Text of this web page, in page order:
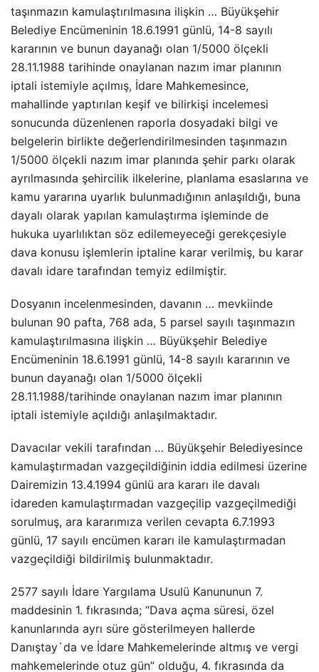
taşınmazın kamulaştırılmasına ilişkin … Büyükşehir
Belediye Encümeninin 18.6.1991 günlü, 14-8 sayılı
kararının ve bunun dayanağı olan 1/5000 ölçekli
28.11.1988 tarihinde onaylanan nazım imar planının
iptali istemiyle açılmış, İdare Mahkemesince,
mahallinde yaptırılan keşif ve bilirkişi incelemesi
sonucunda düzenlenen raporla dosyadaki bilgi ve
belgelerin birlikte değerlendirilmesinden taşınmazın
1/5000 ölçekli nazım imar planında şehir parkı olarak
ayrılmasında şehircilik ilkelerine, planlama esaslarına ve
kamu yararına uyarlık bulunmadığının anlaşıldığı, buna
dayalı olarak yapılan kamulaştırma işleminde de
hukuka uyarlılıktan söz edilemeyeceği gerekçesiyle
dava konusu işlemlerin iptaline karar verilmiş, bu karar
davalı idare tarafından temyiz edilmiştir.
Dosyanın incelenmesinden, davanın … mevkiinde
bulunan 90 pafta, 768 ada, 5 parsel sayılı taşınmazın
kamulaştırılmasına ilişkin … Büyükşehir Belediye
Encümeninin 18.6.1991 günlü, 14-8 sayılı kararının ve
bunun dayanağı olan 1/5000 ölçekli
28.11.1988/tarihinde onaylanan nazım imar planının
iptali istemiyle açıldığı anlaşılmaktadır.
Davacılar vekili tarafından … Büyükşehir Belediyesince
kamulaştırmadan vazgeçildiğinin iddia edilmesi üzerine
Dairemizin 13.4.1994 günlü ara kararı ile davalı
idareden kamulaştırmadan vazgeçilip vazgeçilmediği
sorulmuş, ara kararımıza verilen cevapta 6.7.1993
günlü, 17 sayılı encümen kararı ile kamulaştırmadan
vazgeçildiği bildirilmiş bulunmaktadır.
2577 sayılı İdare Yargılama Usulü Kanununun 7.
maddesinin 1. fıkrasında; “Dava açma süresi, özel
kanunlarında ayrı süre gösterilmeyen hallerde
Danıştay`da ve İdare Mahkemelerinde altmış ve vergi
mahkemelerinde otuz gün” olduğu, 4. fıkrasında da